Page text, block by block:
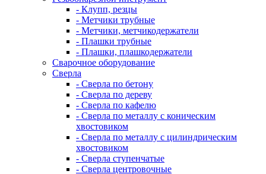
- Клупп, резцы
- Метчики трубные
- Метчики, метчикодержатели
- Плашки трубные
- Плашки, плашкодержатели
Сварочное оборудование
Сверла
- Сверла по бетону
- Сверла по дереву
- Сверла по кафелю
- Сверла по металлу с коническим
хвостовиком
- Сверла по металлу с цилиндрическим
хвостовиком
- Сверла ступенчатые
- Сверла центровочные